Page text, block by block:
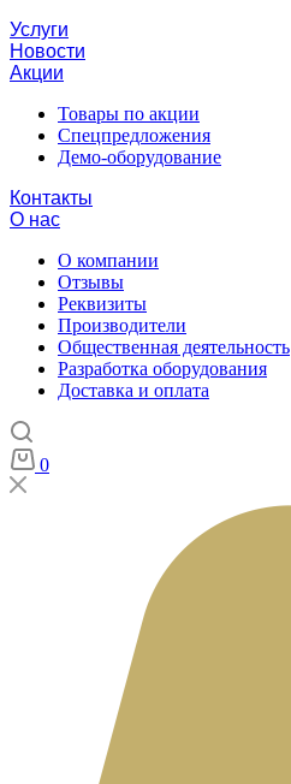
Услуги
Новости
Акции
Товары по акции
Спецпредложения
Демо-оборудование
Контакты
О нас
О компании
Отзывы
Реквизиты
Производители
Общественная деятельность
Разработка оборудования
Доставка и оплата
0